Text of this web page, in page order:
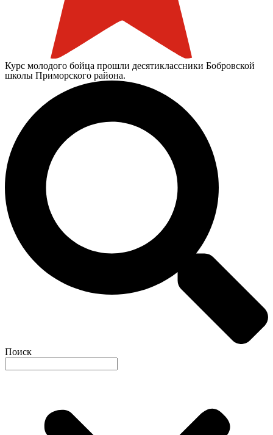
Курс молодого бойца прошли десятиклассники Бобровской
школы Приморского района.
Поиск